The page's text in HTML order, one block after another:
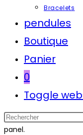
Bracelets
pendules
Boutique
Panier
0
Toggle
panel.